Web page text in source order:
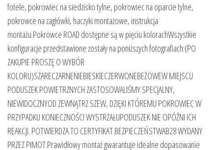
fotele, pokrowiec na siedzisko tylne, pokrowiec na oparcie tylne,
pokrowce na zagłówki, haczyki montażowe, instrukcja
montażu.Pokrowce ROAD dostępne są w pięciu kolorachWszystkie
konfiguracje przedstawione zostały na poniższych fotografiach:(PO
ZAKUPIE PROSZĘ O WYBÓR
KOLORU)SZARECZARNENIEBIESKIECZERWONEBEŻOWEW MIEJSCU
PODUSZEK POWIETRZNYCH ZASTOSOWALIŚMY SPECJALNY,
NIEWIDOCZNYOD ZEWNĄTRZ SZEW, DZIĘKI KTÓREMU POKROWIEC W
PRZYPADKU KONIECZNOŚCI WYSTRZAŁUPODUSZEK NIE OPÓŹNI ICH
REAKCJI. POTWIERDZA TO CERTYFIKAT BEZPIECZEŃSTWAB28 WYDANY
PRZEZ PIMOT.Prawidłowy montaż gwarantuje idealne dopasowanie